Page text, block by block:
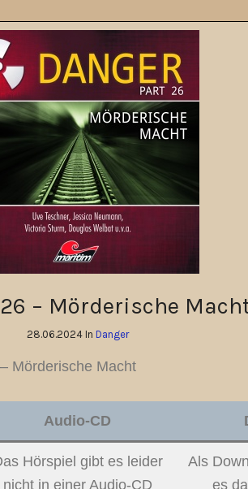
– Mörderische
28.06.2024 In Danger
Mörderische Macht
Audio-CD
Hörspiel gibt es leider
nicht in einer Audio-CD
Als
es